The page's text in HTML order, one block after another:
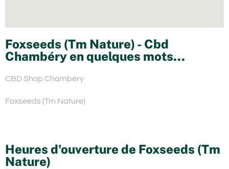
Foxseeds (Tm Nature) - Cbd
Chambéry en quelques mots...
CBD Shop Chambéry
Foxseeds (Tm Nature)
Heures d'ouverture de Foxseeds (Tm
Nature)